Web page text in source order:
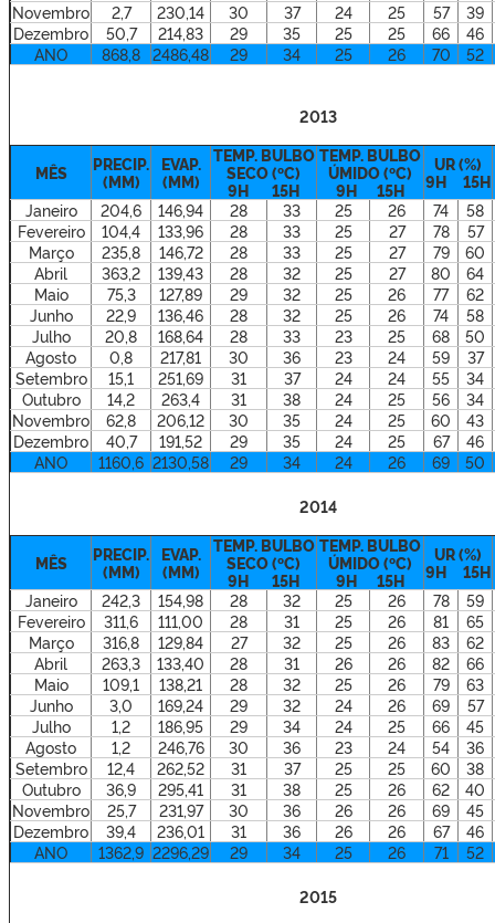
Novembro
2,7 230,14 30 37 24 25 57
39
Dezembro
50,7 214,83 29 35 25 25 66
46
ANO
868,8 2486,48 29 34 25 26 70 52
2013
MÊS
PRECIP.
(MM)
EVAP.
(MM)
TEMP. BULBO
SECO (ºC)
9H 15H
TEMP. BULBO
ÚMIDO (ºC)
9H 15H
UR (%)
9H 15H
Janeiro 204,6 146,94 28 33 25 26 74
58
Fevereiro
104,4 133,96 28 33 25 27 78
57
Março
235,8 146,72 28 33 25 27 79
60
Abril
363,2 139,43 28 32 25 27 80
64
Maio
75,3 127,89 29 32 25 26 77
62
Junho
22,9 136,46 28 32 25 26 74
58
Julho
20,8 168,64 28 33 23 25 68
50
Agosto
0,8 217,81 30 36 23 24 59
37
Setembro
15,1 251,69 31 37 24 24 55
34
Outubro
14,2 263,4 31 38 24 25 56
34
Novembro
62,8 206,12 30 35 24 25 60
43
Dezembro
40,7 191,52 29 35 24 25 67
46
ANO
1160,6 2130,58 29 34 24 26 69 50
2014
MÊS
PRECIP.
(MM)
EVAP.
(MM)
TEMP. BULBO
SECO (ºC)
9H 15H
TEMP. BULBO
ÚMIDO (ºC)
9H 15H
UR (%)
9H 15H
Janeiro 242,3 154,98 28 32 25 26 78
59
Fevereiro
311,6 111,00 28 31 25 26 81
65
Março
316,8 129,84 27 32 25 26 83
62
Abril
263,3 133,40 28 31 26 26 82
66
Maio
109,1 138,21 28 32 25 26 79
63
Junho
3,0 169,24 29 32 24 26 69
57
Julho
1,2 186,95 29 34 24 25 66
45
Agosto
1,2 246,76 30 36 23 24 54
36
Setembro
12,4 262,52 31 37 25 25 60
38
Outubro
36,9 295,41 31 38 25 26 62
40
Novembro
25,7 231,97 30 36 26 26 69
45
Dezembro
39,4 236,01 31 36 26 26 67
46
ANO
1362,9 2296,29 29 34 25 26 71 52
2015